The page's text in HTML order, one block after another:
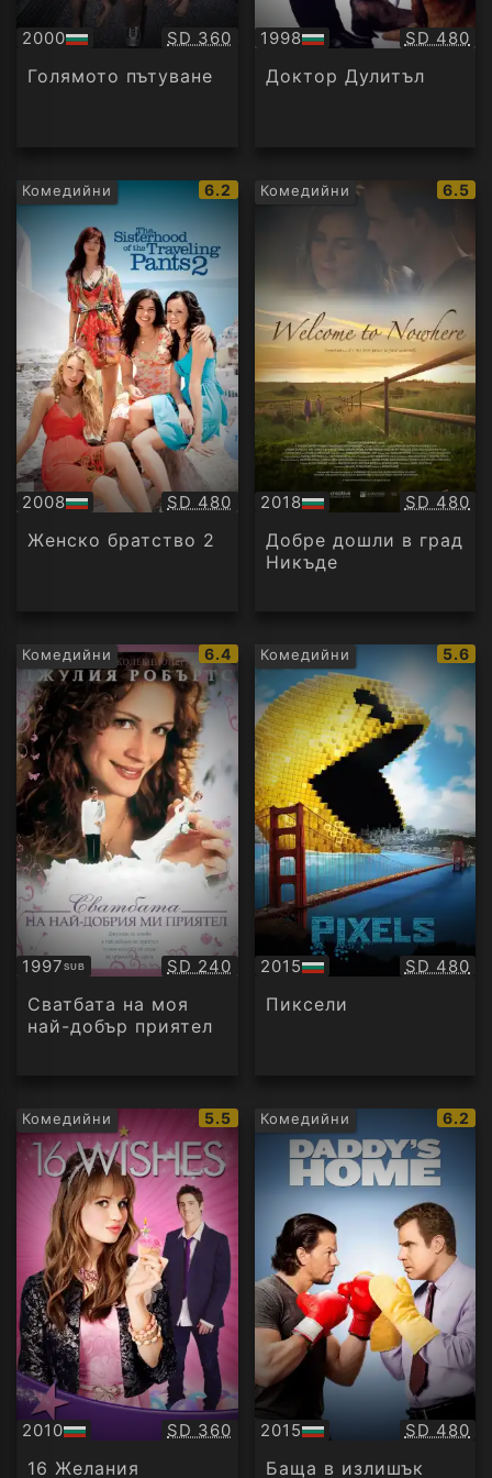
2000
БГ
аудио
Качество:
SD 360
Голямото пътуване
1998
БГ
аудио
SD 480
Доктор Дулитъл
Комедийни
IMDb
рейтинг:
6.2
2008
БГ
аудио
Качество:
SD 480
Женско братство 2
Комедийни
IMDb
6.5
2018
БГ
аудио
SD 480
Добре дошли в град
Никъде
Комедийни
IMDb
рейтинг:
6.4
1997SUB
Субтитри Качество:
SD 240
Сватбата на моя
най-добър приятел
Комедийни
IMDb
5.6
2015
БГ
аудио
SD 480
Пиксели
Комедийни
IMDb
рейтинг:
5.5
2010
БГ
аудио
Качество:
SD 360
16 Желания
Комедийни
IMDb
6.2
2015
БГ
аудио
SD 480
Баща в излишък